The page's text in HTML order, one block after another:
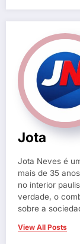
Jota
Jota Neves é
mais de 35
no interior
verdade, o
sobre a
View All Posts